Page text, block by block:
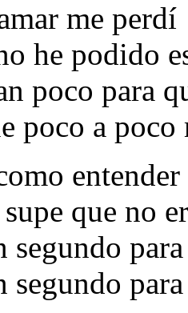
me perdí
he podido
poco para
poco a
que no
segundo
segundo